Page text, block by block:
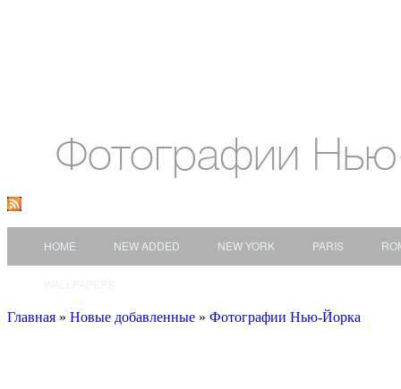
Фотографии
HOME NEW ADDED NEW YORK PARIS
Главная » Новые добавленные » Фотографии Нью-Йорка